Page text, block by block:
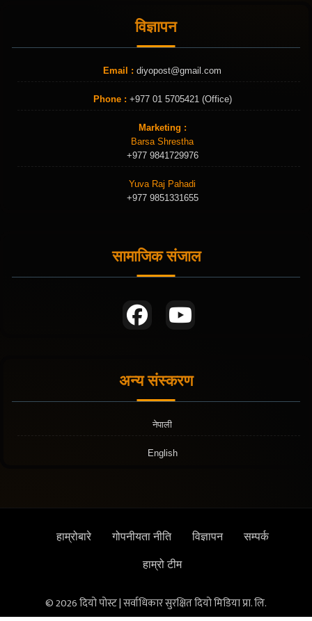
विज्ञापन
Email : diyopost@gmail.com
Phone : +977 01 5705421 (Office)
Marketing :
Barsa Shrestha
+977 9841729976
Yuva Raj Pahadi
+977 9851331655
सामाजिक संजाल
अन्य संस्करण
नेपाली
English
हाम्रोबारे गोपनीयता नीति विज्ञापन सम्पर्क
हाम्रो टीम
© 2026 दियो पोस्ट | सर्वाधिकार सुरक्षित दियो मिडिया प्रा. लि.